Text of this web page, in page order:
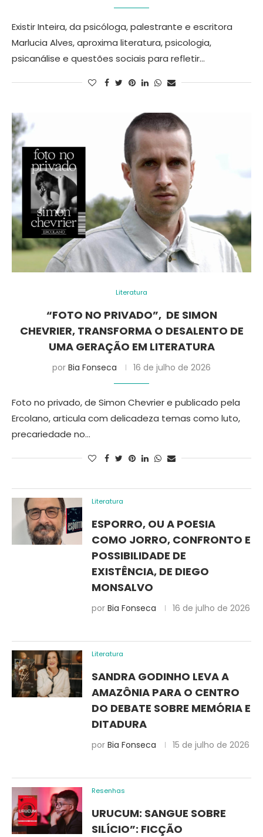
Existir Inteira, da psicóloga, palestrante e escritora
Marlucia Alves, aproxima literatura, psicologia,
psicanálise e questões sociais para refletir…
Literatura
“FOTO NO PRIVADO”, DE SIMON
CHEVRIER, TRANSFORMA O DESALENTO DE
UMA GERAÇÃO EM LITERATURA
por Bia Fonseca 16 de julho de 2026
Foto no privado, de Simon Chevrier e publicado pela
Ercolano, articula com delicadeza temas como luto,
precariedade no…
Literatura
ESPORRO, OU A POESIA
COMO JORRO, CONFRONTO E
POSSIBILIDADE DE
EXISTÊNCIA, DE DIEGO
MONSALVO
por Bia Fonseca 16 de julho de 2026
Literatura
SANDRA GODINHO LEVA A
AMAZÔNIA PARA O CENTRO
DO DEBATE SOBRE MEMÓRIA E
DITADURA
por Bia Fonseca 15 de julho de 2026
Resenhas
URUCUM: SANGUE SOBRE
SILÍCIO”: FICÇÃO